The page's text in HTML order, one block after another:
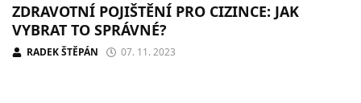
ZDRAVOTNÍ POJIŠTĚNÍ PRO CIZINCE: JAK
VYBRAT TO SPRÁVNÉ?
RADEK ŠTĚPÁN 07. 11. 2023